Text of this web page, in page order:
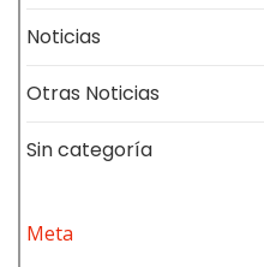
Noticias
Otras Noticias
Sin categoría
Meta